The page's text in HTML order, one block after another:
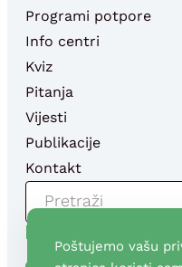
Programi potpore
Info centri
Kviz
Pitanja
Vijesti
Publikacije
Kontakt
R
Društvene mreže
Poštujemo vašu